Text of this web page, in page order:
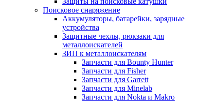
Поисковое снаряжение
Аккумуляторы, батарейки, зарядные
устройства
Защитные чехлы, рюкзаки для
металлоискателей
ЗИП к металлоискателям
Запчасти для Bounty Hunter
Запчасти для Fisher
Запчасти для Garrett
Запчасти для Minelab
Запчасти для Nokta и Makro